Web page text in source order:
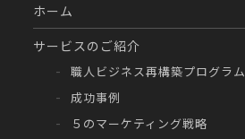
ホーム
サービスのご紹介
職人ビジネス再構築プログラム
成功事例
５のマーケティング戦略